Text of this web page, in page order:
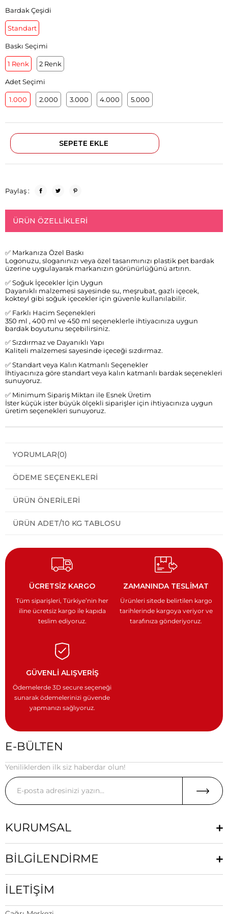
Bardak Çeşidi
Standart
Baskı Seçimi
1 Renk 2 Renk
Adet Seçimi
1.000 2.000 3.000 4.000 5.000
Paylaş :
ÜRÜN ÖZELLIKLERI
✅ Markanıza Özel Baskı
Logonuzu, sloganınızı veya özel tasarımınızı plastik pet bardak
üzerine uygulayarak markanızın görünürlüğünü artırın.
✅ Soğuk İçecekler İçin Uygun
Dayanıklı malzemesi sayesinde su, meşrubat, gazlı içecek,
kokteyl gibi soğuk içecekler için güvenle kullanılabilir.
✅ Farklı Hacim Seçenekleri
350 ml , 400 ml ve 450 ml seçeneklerle ihtiyacınıza uygun
bardak boyutunu seçebilirsiniz.
✅ Sızdırmaz ve Dayanıklı Yapı
Kaliteli malzemesi sayesinde içeceği sızdırmaz.
✅ Standart veya Kalın Katmanlı Seçenekler
İhtiyacınıza göre standart veya kalın katmanlı bardak seçenekleri
sunuyoruz.
✅ Minimum Sipariş Miktarı ile Esnek Üretim
İster küçük ister büyük ölçekli siparişler için ihtiyacınıza uygun
üretim seçenekleri sunuyoruz.
YORUMLAR(0)
ÖDEME SEÇENEKLERI
ÜRÜN ÖNERILERI
ÜRÜN ADET/10 KG TABLOSU
ÜCRETSİZ KARGO
Tüm siparişleri, Türkiye’nin her
iline ücretsiz kargo ilekapıda
teslim ediyoruz.
ZAMANINDA TESLİMAT
Ürünleri sitede belirtilen kargo
tarihlerinde kargoya veriyorve
tarafınıza gönderiyoruz.
GÜVENLİ ALIŞVERİŞ
Ödemelerde 3D secure seçeneği
sunarak ödemelerinizi güvende
yapmanızı sağlıyoruz.
E-BÜLTEN
Yeniliklerden ilk siz haberdar olun!
KURUMSAL
BİLGİLENDİRME
İLETİŞİM